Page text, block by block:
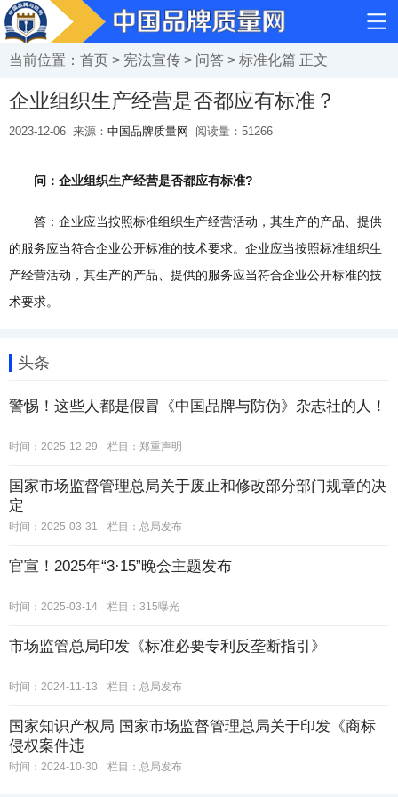
当前位置： 首页 > 宪法宣传 > 问答 > 标准化篇 正文
企业组织生产经营是否都应有标准？
2023-12-06 来源： 中国品牌质量网 阅读量： 51266
问：企业组织生产经营是否都应有标准?
答：企业应当按照标准组织生产经营活动，其生产的产品、提供
的服务应当符合企业公开标准的技术要求。企业应当按照标准组织生
产经营活动，其生产的产品、提供的服务应当符合企业公开标准的技
术要求。
头条
警惕！这些人都是假冒《中国品牌与防伪》杂志社的人！
时间：2025-12-29 栏目： 郑重声明
国家市场监督管理总局关于废止和修改部分部门规章的决
定
时间：2025-03-31 栏目： 总局发布
官宣！2025年“3·15”晚会主题发布
时间：2025-03-14 栏目： 315曝光
市场监管总局印发《标准必要专利反垄断指引》
时间：2024-11-13 栏目： 总局发布
国家知识产权局 国家市场监督管理总局关于印发《商标
侵权案件违
时间：2024-10-30 栏目： 总局发布